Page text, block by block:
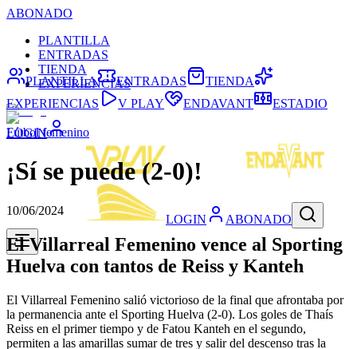
ABONADO
PLANTILLA
ENTRADAS
TIENDA
EXPERIENCIAS
LOGIN
LOGIN ABONADO
PLANTILLA ENTRADAS
TIENDA
EXPERIENCIAS
V PLAY ENDAVANT ESTADIO
Fútbol femenino
¡Sí se puede (2-0)!
10/06/2024
El Villarreal Femenino vence al Sporting
Huelva con tantos de Reiss y Kanteh
El Villarreal Femenino salió victorioso de la final que afrontaba por
la permanencia ante el Sporting Huelva (2-0). Los goles de Thaís
Reiss en el primer tiempo y de Fatou Kanteh en el segundo,
permiten a las amarillas sumar de tres y salir del descenso tras la